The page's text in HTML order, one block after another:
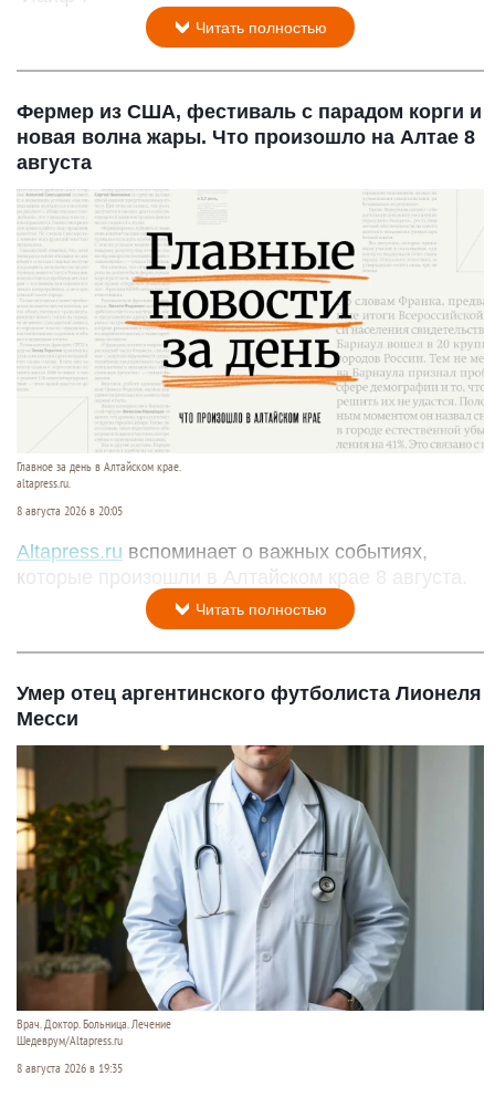
Читать полностью
Фермер из США, фестиваль с парадом корги и
новая волна жары. Что произошло на Алтае 8
августа
Главное за день в Алтайском крае.
altapress.ru.
8 августа 2026 в 20:05
Altapress.ru вспоминает о важных событиях,
которые произошли в Алтайском крае 8 августа.
Читать полностью
Умер отец аргентинского футболиста Лионеля
Месси
Врач. Доктор. Больница. Лечение
Шедеврум/Altapress.ru
8 августа 2026 в 19:35